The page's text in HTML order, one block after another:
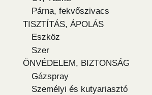
Párna, fekvőszivacs
TISZTÍTÁS, ÁPOLÁS
Eszköz
Szer
ÖNVÉDELEM, BIZTONSÁG
Gázspray
Személyi és kutyariasztó